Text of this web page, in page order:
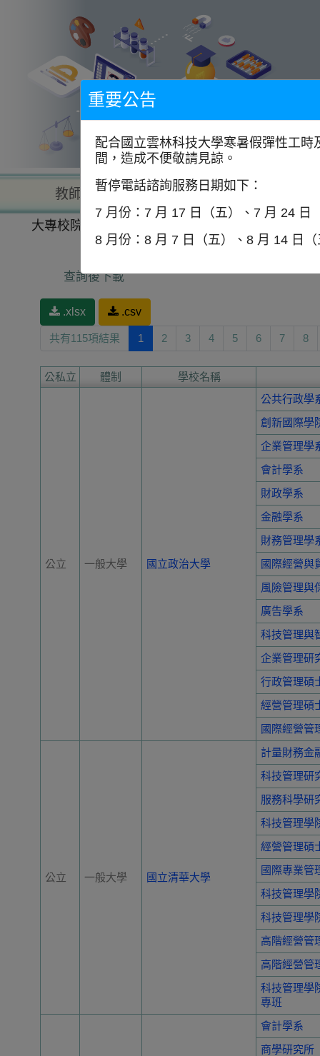
教師查詢 學校查詢
大專校院一覽表
查詢後下載
.xlsx .csv
共有115項結果 1 2 3 4 5 6 7 8
公私立 體制 學校名稱
公立 一般大學 國立政治大學
公共行政學
創新國際學
企業管理學
會計學系
財政學系
金融學系
財務管理學
國際經營與
風險管理與
廣告學系
科技管理與
企業管理研
行政管理碩
經營管理碩
國際經營管
公立 一般大學 國立清華大學
計量財務金
科技管理研
服務科學研
科技管理學
經營管理碩
國際專業管
科技管理學
科技管理學
高階經營管
高階經營管
科技管理學
專班
會計學系
商學研究所
重要公告
配合國立雲林科技大學寒暑假彈性工
間，造成不便敬請見諒。
暫停電話諮詢服務日期如下：
7 月份：7 月 17 日（五）、7 月 24 日
8 月份：8 月 7 日（五）、8 月 14 日（